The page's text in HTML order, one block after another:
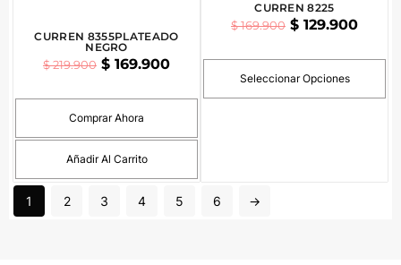
CURREN 8355PLATEADO
NEGRO
$219.900 $ 169.900
Comprar Ahora
Añadir Al Carrito
CURREN 8225
$169.900 $ 129.900
Seleccionar Opciones
1 2 3 4 5 6 →